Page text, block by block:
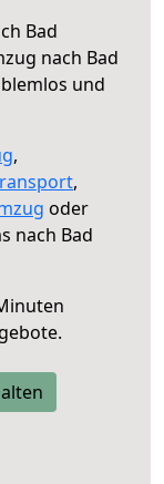
Bad
nach Bad
und
,
,
oder
nach Bad